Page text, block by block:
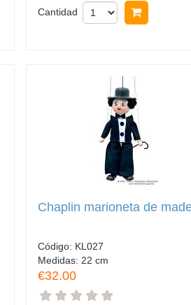
Cantidad
Chaplin marioneta de
Código: KL027
Medidas: 22 cm
€32.00